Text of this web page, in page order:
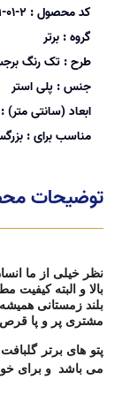
کد محصول : 01-2
گروه : برتر
طرح : تک رنگ
جنس : پلی استر
ابعاد (سانتی متر) :
مناسب برای :
توضیحات
نظر خیلی از ما
بالا و البته
بلند زمستانی
مشتری پر و پا قرص
پتو های برتر
می باشد و برای